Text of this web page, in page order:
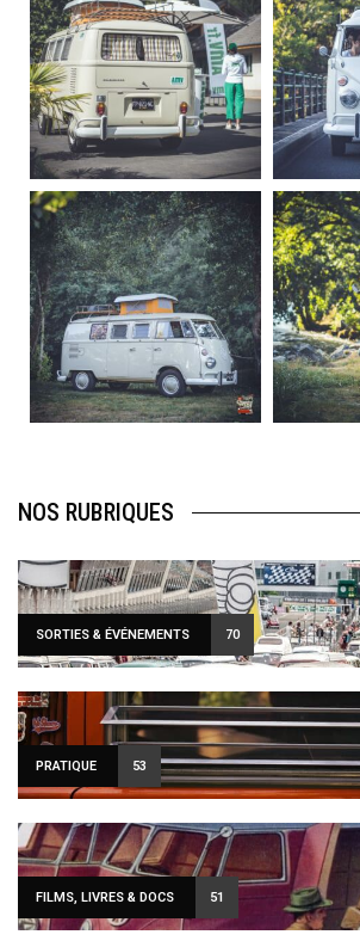
Sep 10
220
4
becombi
Août 10
120
0
NOS RUBRIQUES
SORTIES & ÉVÉNEMENTS 70
PRATIQUE 53
FILMS, LIVRES & DOCS 51